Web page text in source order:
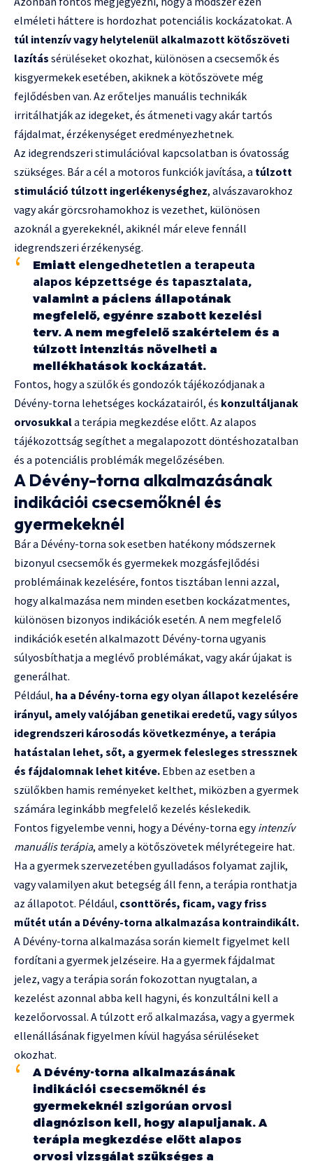
elméleti háttere is hordozhat potenciális kockázatokat. A
túl intenzív vagy helytelenül alkalmazott kötőszöveti
lazítás sérüléseket okozhat, különösen a csecsemők és
kisgyermekek esetében, akiknek a kötőszövete még
fejlődésben van. Az erőteljes manuális technikák
irritálhatják az idegeket, és átmeneti vagy akár tartós
fájdalmat, érzékenységet eredményezhetnek.
Az idegrendszeri stimulációval kapcsolatban is óvatosság
szükséges. Bár a cél a motoros funkciók javítása, a túlzott
stimuláció túlzott ingerlékenységhez, alvászavarokhoz
vagy akár görcsrohamokhoz is vezethet, különösen
azoknál a gyerekeknél, akiknél már eleve fennáll
idegrendszeri érzékenység.
Emiatt elengedhetetlen a terapeuta
alapos képzettsége és tapasztalata,
valamint a páciens állapotának
megfelelő, egyénre szabott kezelési
terv. A nem megfelelő szakértelem és a
túlzott intenzitás növelheti a
mellékhatások kockázatát.
Fontos, hogy a szülők és gondozók tájékozódjanak a
Dévény-torna lehetséges kockázatairól, és konzultáljanak
orvosukkala terápia megkezdése előtt. Az alapos
tájékozottság segíthet a megalapozott döntéshozatalban
és a potenciális problémák megelőzésében.
A Dévény-torna alkalmazásának
indikációi csecsemőknél és
gyermekeknél
Bár a Dévény-torna sok esetben hatékony módszernek
bizonyul csecsemők és gyermekek mozgásfejlődési
problémáinak kezelésére, fontos tisztában lenni azzal,
hogy alkalmazása nem minden esetben kockázatmentes,
különösen bizonyos indikációk esetén. A nem megfelelő
indikációk esetén alkalmazott Dévény-torna ugyanis
súlyosbíthatja a meglévő problémákat, vagy akár újakat is
generálhat.
Például, ha a Dévény-torna egy olyan állapot kezelésére
irányul, amely valójában genetikai eredetű, vagy súlyos
idegrendszeri károsodás következménye, a terápia
hatástalan lehet, sőt, a gyermek felesleges stressznek
és fájdalomnak lehet kitéve. Ebben az esetben a
szülőkben hamis reményeket kelthet, miközben a gyermek
számára leginkább megfelelő kezelés késlekedik.
Fontos figyelembe venni, hogy a Dévény-torna egyintenzív
manuális terápia, amely a kötőszövetek mélyrétegeire hat.
Ha a gyermek szervezetében gyulladásos folyamat zajlik,
vagy valamilyen akut betegség áll fenn, a terápia ronthatja
az állapotot. Például, csonttörés, ficam, vagy friss
műtét után a Dévény-torna alkalmazása kontraindikált.
A Dévény-torna alkalmazása során kiemelt figyelmet kell
fordítani a gyermek jelzéseire. Ha a gyermek fájdalmat
jelez, vagy a terápia során fokozottan nyugtalan, a
kezelést azonnal abba kell hagyni, és konzultálni kell a
kezelőorvossal. A túlzott erő alkalmazása, vagy a gyermek
ellenállásának figyelmen kívül hagyása sérüléseket
okozhat.
A Dévény-torna alkalmazásának
indikációi csecsemőknél és
gyermekeknél szigorúan orvosi
diagnózison kell, hogy alapuljanak. A
terápia megkezdése előtt alapos
orvosi vizsgálat szükséges a